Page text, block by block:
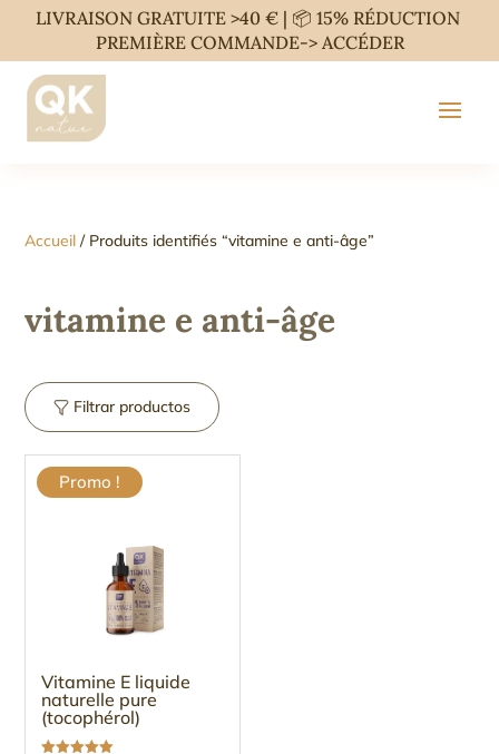
LIVRAISON GRATUITE >40 € | 📦 15% RÉDUCTION
PREMIÈRE COMMANDE-> ACCÉDER
Accueil / Produits identifiés “vitamine e anti-âge”
vitamine e anti-âge
Filtrar productos
Promo !
Vitamine E liquide
naturelle pure
(tocophérol)